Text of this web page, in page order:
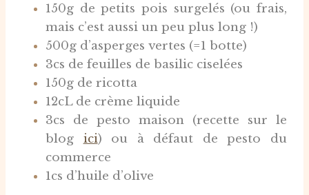
150g de petits pois surgelés (ou frais,
mais c’est aussi un peu plus long !)
500g d’asperges vertes (=1 botte)
3cs de feuilles de basilic ciselées
150g de ricotta
12cL de crème liquide
3cs de pesto maison (recette sur le
blog ici) ou à défaut de pesto du
commerce
1cs d’huile d’olive